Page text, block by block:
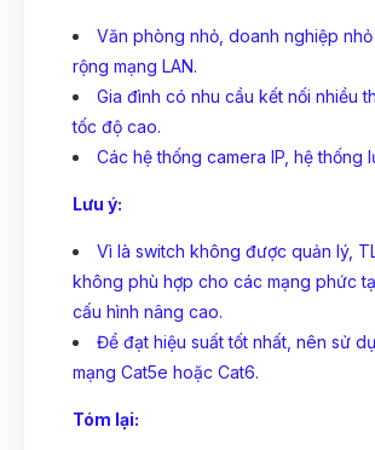
Văn phòng nhỏ, doanh nghiệp
rộng mạng LAN.
Gia đình có nhu cầu kết nối nhiều
tốc độ cao.
Các hệ thống camera IP, hệ thống
Lưu ý:
Vì là switch không được quản lý,
không phù hợp cho các mạng phức
cấu hình nâng cao.
Để đạt hiệu suất tốt nhất, nên sử
mạng Cat5e hoặc Cat6.
Tóm lại: